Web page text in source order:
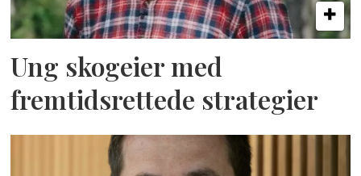
Ung skogeier med
fremtidsrettede strategier